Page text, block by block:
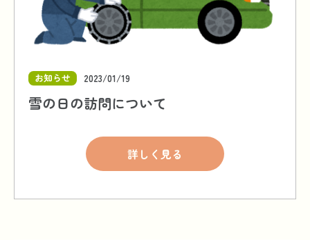
お知らせ 2023/01/19
雪の日の訪問について
詳しく見る